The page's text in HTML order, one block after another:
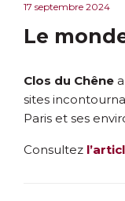
17 septembre 2024
Le
Clos du Chêne
sites
Paris et ses
Consultez